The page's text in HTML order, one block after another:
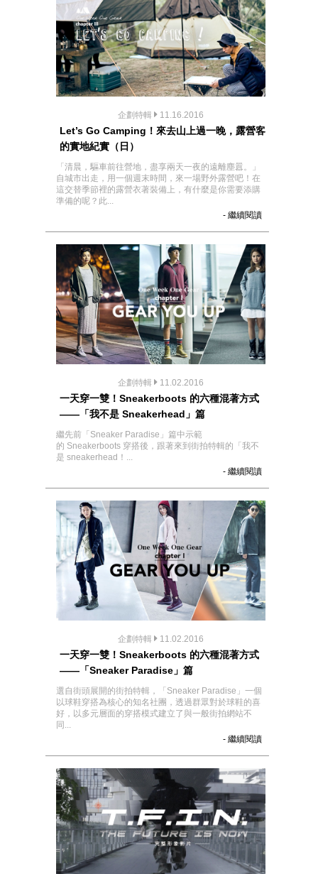
企劃特輯 11.16.2016
Let’s Go Camping！來去山上過一晚，露營客
的實地紀實（日）
「清晨，驅車前往營地，盡享兩天一夜的遠離塵囂。」
自城市出走，用一個週末時間，來一場野外露營吧！在
這交替季節裡的露營衣著裝備上，有什麼是你需要添購
準備的呢？此...
- 繼續閱讀
企劃特輯 11.02.2016
一天穿一雙！Sneakerboots 的六種混著方式
——「我不是 Sneakerhead」篇
繼先前「Sneaker Paradise」篇中示範
的 Sneakerboots 穿搭後，跟著來到街拍特輯的「我不
是 sneakerhead！...
- 繼續閱讀
企劃特輯 11.02.2016
一天穿一雙！Sneakerboots 的六種混著方式
——「Sneaker Paradise」篇
選自街頭展開的街拍特輯，「Sneaker Paradise」一個
以球鞋穿搭為核心的知名社團，透過群眾對於球鞋的喜
好，以多元層面的穿搭模式建立了與一般街拍網站不
同...
- 繼續閱讀